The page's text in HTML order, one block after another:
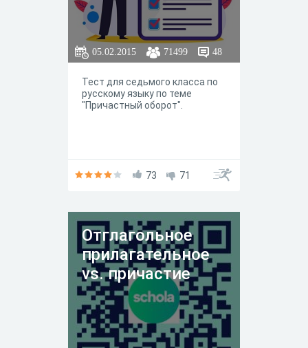
05.02.2015 71499 48
Тест для седьмого класса по
русскому языку по теме
"Причастный оборот".
73 71
Отглагольное
прилагательное
vs. причастие